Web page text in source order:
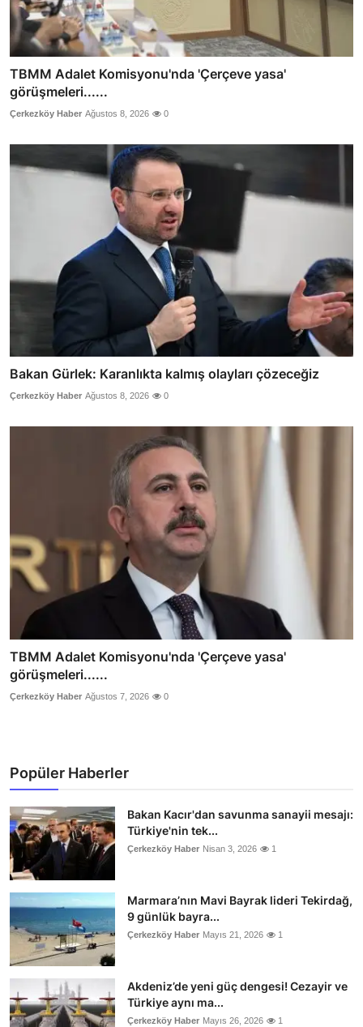
TBMM Adalet Komisyonu'nda 'Çerçeve yasa'
görüşmeleri......
Çerkezköy Haber Ağustos 8, 2026 0
Bakan Gürlek: Karanlıkta kalmış olayları çözeceğiz
Çerkezköy Haber Ağustos 8, 2026 0
TBMM Adalet Komisyonu'nda 'Çerçeve yasa'
görüşmeleri......
Çerkezköy Haber Ağustos 7, 2026 0
Popüler Haberler
Bakan Kacır'dan savunma sanayii mesajı:
Türkiye'nin tek...
Çerkezköy Haber Nisan 3, 2026 1
Marmara’nın Mavi Bayrak lideri Tekirdağ,
9 günlük bayra...
Çerkezköy Haber Mayıs 21, 2026 1
Akdeniz’de yeni güç dengesi! Cezayir ve
Türkiye aynı ma...
Çerkezköy Haber Mayıs 26, 2026 1